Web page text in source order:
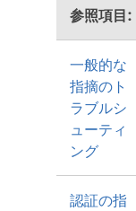
参照項目:
一般的な
指摘のト
ラブルシ
ューティ
ング
認証の指